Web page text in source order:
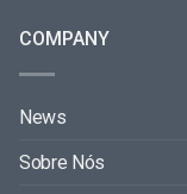
COMPANY
News
Sobre Nós